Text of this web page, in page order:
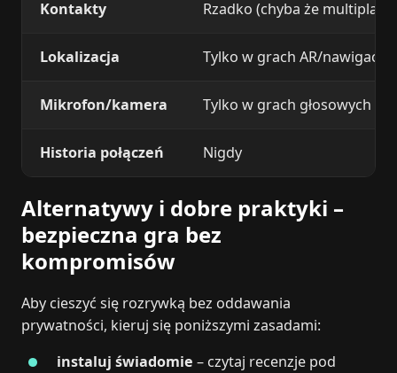
Kontakty
Rzadko (chyba że
Lokalizacja Tylko w grach AR/
Mikrofon/kamera Tylko w grach głosowych
Historia połączeń Nigdy
Alternatywy i dobre praktyki –
bezpieczna gra bez
kompromisów
Aby cieszyć się rozrywką bez oddawania
prywatności, kieruj się poniższymi zasadami:
instaluj świadomie – czytaj recenzje pod